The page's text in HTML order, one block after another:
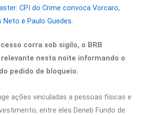
CPI do Crime convoca Vorcaro,
Neto e Paulo Guedes.
corra sob sigilo, o BRB
nesta noite informando o
pedido de bloqueio.
ações vinculadas a pessoas físicas e
entre eles Deneb Fundo de